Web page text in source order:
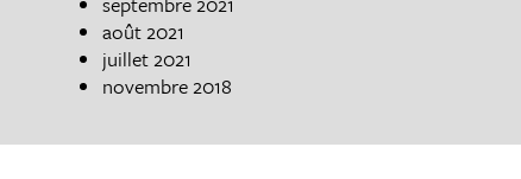
août 2021
juillet 2021
novembre 2018